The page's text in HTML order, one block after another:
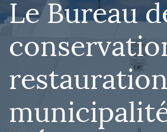
Le Bureau